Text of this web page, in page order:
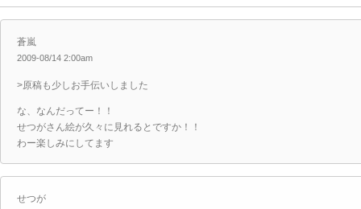
蒼嵐
2009-08/14 2:00am
>原稿も少しお手伝いしました
な、なんだってー！！
せつがさん絵が久々に見れるとですか！！
わー楽しみにしてます
せつが